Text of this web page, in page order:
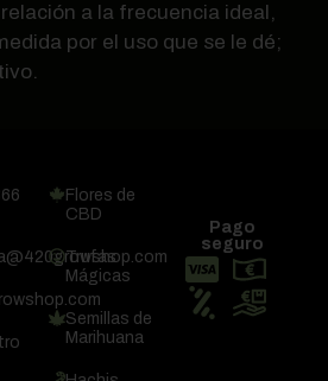
a la frecuencia ideal,
por el uso que se le dé;
Flores de
CBD
Trufas
Mágicas
Semillas de
Marihuana
Pago
seguro